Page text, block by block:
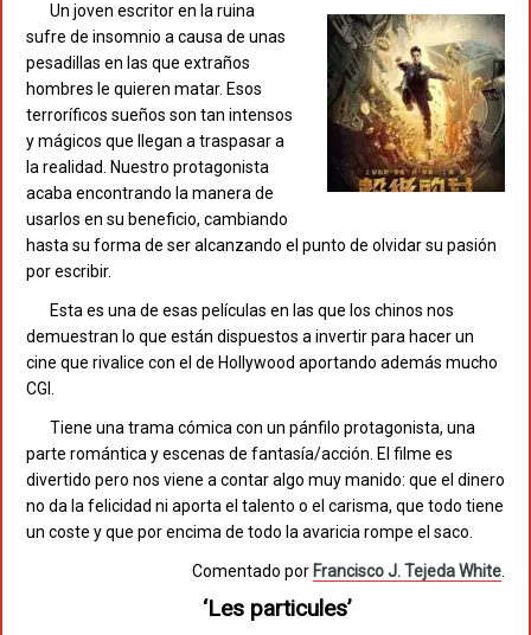
Un joven escritor en la ruina
sufre de insomnio a causa de unas
pesadillas en las que extraños
hombres le quieren matar. Esos
terroríficos sueños son tan intensos
y mágicos que llegan a traspasar a
la realidad. Nuestro protagonista
acaba encontrando la manera de
usarlos en su beneficio, cambiando
hasta su forma de ser alcanzando el punto de olvidar su pasión
por escribir.
Esta es una de esas películas en las que los chinos nos
demuestran lo que están dispuestos a invertir para hacer un
cine que rivalice con el de Hollywood aportando además mucho
CGI.
Tiene una trama cómica con un pánfilo protagonista, una
parte romántica y escenas de fantasía/acción. El filme es
divertido pero nos viene a contar algo muy manido: que el dinero
no da la felicidad ni aporta el talento o el carisma, que todo tiene
un coste y que por encima de todo la avaricia rompe el saco.
Comentado por Francisco J. Tejeda White.
‘Les particules’